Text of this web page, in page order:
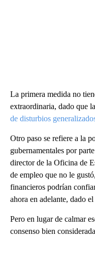
La primera medida no
extraordinaria, dado que
de disturbios
Otro paso se refiere a la
gubernamentales por
director de la Oficina de
de empleo que no le
financieros podrían
ahora en adelante, dado
Pero en lugar de calmar
consenso bien